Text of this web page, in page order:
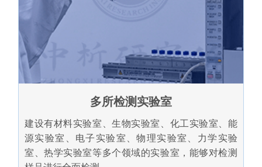
多所检测实验室
建设有材料实验室、生物实验室、化工实验室、能
源实验室、电子实验室、物理实验室、力学实验
室、热学实验室等多个领域的实验室，能够对检测